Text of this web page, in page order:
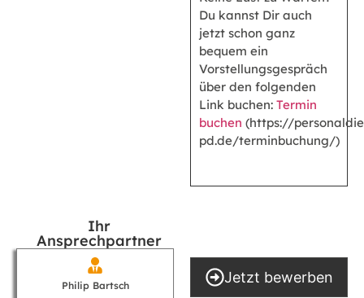
Du kannst Dir auch
jetzt schon ganz
bequem ein
Vorstellungsgespräch
über den folgenden
Link buchen: Termin
buchen (https://
pd.de/terminbuchung/)
Ihr
Ansprechpartner
Philip Bartsch Jetzt bewerben